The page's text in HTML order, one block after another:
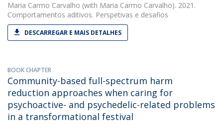
Maria Carmo Carvalho (with Maria Carmo Carvalho). 2021.
Comportamentos aditivos. Perspetivas e desafios
DESCARREGAR E MAIS DETALHES
BOOK CHAPTER
Community-based full-spectrum harm
reduction approaches when caring for
psychoactive- and psychedelic-related problems
in a transformational festival